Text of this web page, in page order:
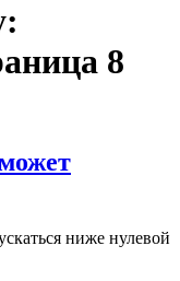
8
ниже нулевой